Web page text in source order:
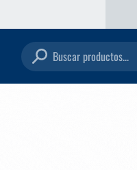
Buscar productos...